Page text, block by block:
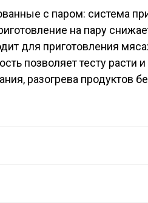
с паром: система
на пару
для приготовления
позволяет тесту
разогрева продуктов